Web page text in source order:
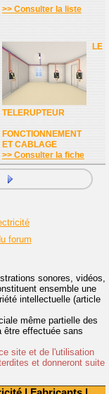
>> Consulter la liste
LE
TELERUPTEUR
FONCTIONNEMENT
ET CABLAGE
>> Consulter la fiche
forum
sonores, vidéos,
ensemble une
intellectuelle (article
même partielle des
être effectuée sans
site et de l'utilisation
et donneront suite